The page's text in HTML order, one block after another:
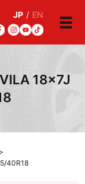
JP / EN
メ
18×7J
40R18